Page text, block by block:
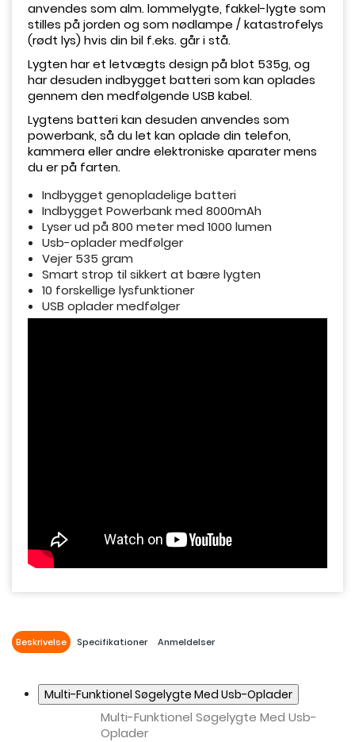
anvendes som alm. lommelygte, fakkel-lygte som
stilles på jorden og som nødlampe / katastrofelys
(rødt lys) hvis din bil f.eks. går i stå.
Lygten har et letvægts design på blot 535g, og
har desuden indbygget batteri som kan oplades
gennem den medfølgende USB kabel.
Lygtens batteri kan desuden anvendes som
powerbank, så du let kan oplade din telefon,
kammera eller andre elektroniske aparater mens
du er på farten.
Indbygget genopladelige batteri
Indbygget Powerbank med 8000mAh
Lyser ud på 800 meter med 1000 lumen
Usb-oplader medfølger
Vejer 535 gram
Smart strop til sikkert at bære lygten
10 forskellige lysfunktioner
USB oplader medfølger
Beskrivelse Specifikationer Anmeldelser
Multi-Funktionel Søgelygte Med Usb-Oplader
Multi-Funktionel Søgelygte Med Usb-
Oplader